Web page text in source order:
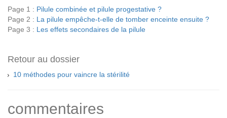
Page 1 : Pilule combinée et pilule progestative ?
Page 2 : La pilule empêche-t-elle de tomber enceinte ensuite ?
Page 3 : Les effets secondaires de la pilule
Retour au dossier
10 méthodes pour vaincre la stérilité
commentaires